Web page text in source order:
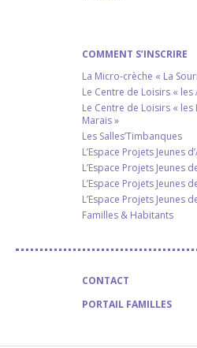
COMMENT S’INSCRIRE
La Micro-crèche « La
Le Centre de Loisirs « les
Le Centre de Loisirs « les
Marais »
Les Salles’Timbanques
L’Espace Projets Jeunes
L’Espace Projets Jeunes
L’Espace Projets Jeunes
L’Espace Projets Jeunes
Familles & Habitants
CONTACT
PORTAIL FAMILLES